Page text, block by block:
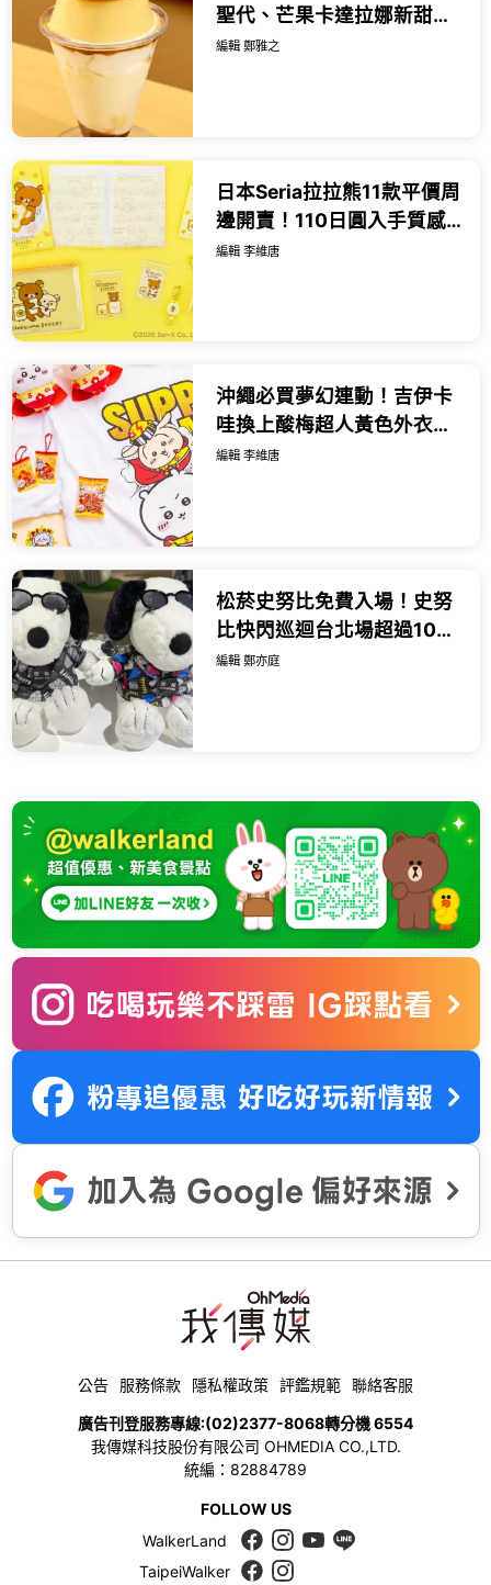
聖代、芒果卡達拉娜新甜
點，19款新菜推薦。
編輯 鄭雅之
日本Seria拉拉熊11款平價周
邊開賣！110日圓入手質感
收納與盲盒立牌。
編輯 李維唐
沖繩必買夢幻連動！吉伊卡
哇換上酸梅超人黃色外衣，
5款限定周邊8月7日搶先開
編輯 李維唐
松菸史努比免費入場！史努
比快閃巡迴台北場超過100
款周邊，全新歐拉夫、史努
編輯 鄭亦庭
公告 服務條款 隱私權政策 評鑑規範 聯絡客服
廣告刊登服務專線:(02)2377-8068轉分機 6554
我傳媒科技股份有限公司 OHMEDIA CO.,LTD.
統編：82884789
FOLLOW US
WalkerLand
TaipeiWalker